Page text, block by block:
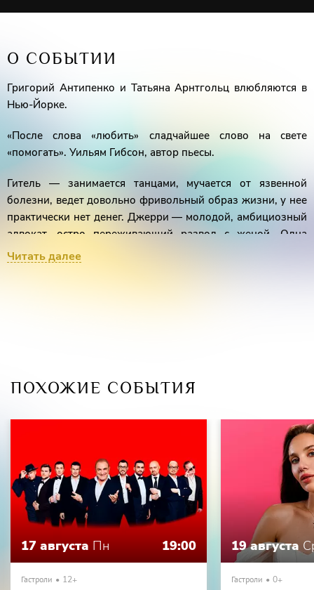
О СОБЫТИИ
Григорий Антипенко и Татьяна Арнтгольц влюбляются в
Нью-Йорке.
«После слова «любить» сладчайшее слово на свете
«помогать». Уильям Гибсон, автор пьесы.
Гитель — занимается танцами, мучается от язвенной
болезни, ведет довольно фривольный образ жизни, у нее
практически нет денег. Джерри — молодой, амбициозный
адвокат, остро переживающий развод с женой. Одна
нечаянная встреча перерастает в свидание...
Лауреат театральной премии «Звезда Театрала-2013» в
Читать далее
ПОХОЖИЕ СОБЫТИЯ
17 августа Пн 19:00
Гастроли 12+
19 августа
Гастроли 0+